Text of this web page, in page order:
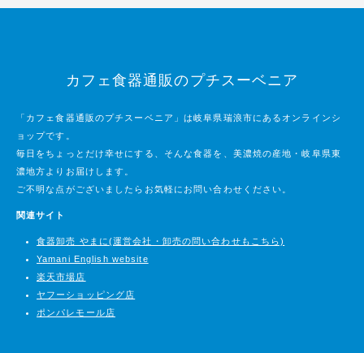
カフェ食器通販のプチスーベニア
「カフェ食器通販のプチスーベニア」は岐阜県瑞浪市にあるオンラインシ
ョップです。
毎日をちょっとだけ幸せにする、そんな食器を、美濃焼の産地・岐阜県東
濃地方よりお届けします。
ご不明な点がございましたらお気軽にお問い合わせください。
関連サイト
食器卸売 やまに(運営会社・卸売の問い合わせもこちら)
Yamani English website
楽天市場店
ヤフーショッピング店
ポンパレモール店